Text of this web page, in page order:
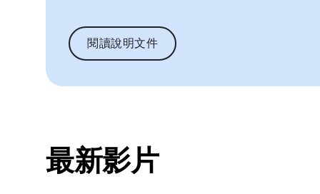
閱讀說明文件
最新影片